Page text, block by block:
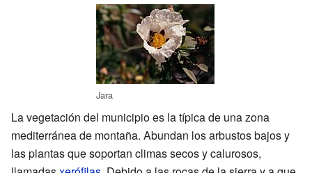
Jara
La vegetación del municipio es la típica de una zona
mediterránea de montaña. Abundan los arbustos bajos y
las plantas que soportan climas secos y calurosos,